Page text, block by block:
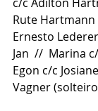
Rute Hartmann
Ernesto
Jan  //  Marina
Egon c/c
Vagner